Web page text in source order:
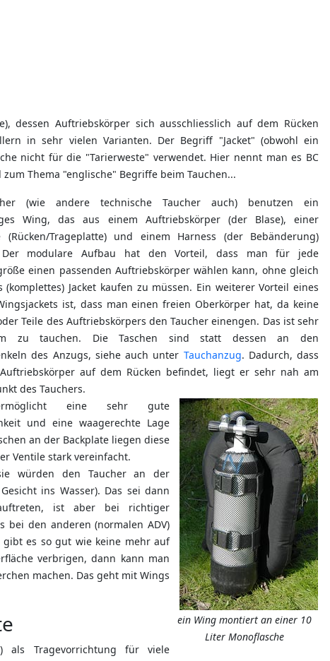
dessen Auftriebskörper sich ausschliesslich auf dem Rücken
in sehr vielen Varianten. Der Begriff "Jacket" (obwohl ein
nicht für die "Tarierweste" verwendet. Hier nennt man es BC
zum Thema "englische" Begriffe beim Tauchen...
(wie andere technische Taucher auch) benutzen ein
Wing, das aus einem Auftriebskörper (der Blase), einer
(Rücken/Trageplatte) und einem Harness (der Bebänderung)
Der modulare Aufbau hat den Vorteil, dass man für jede
einen passenden Auftriebskörper wählen kann, ohne gleich
(komplettes) Jacket kaufen zu müssen. Ein weiterer Vorteil eines
ist, dass man einen freien Oberkörper hat, da keine
Teile des Auftriebskörpers den Taucher einengen. Das ist sehr
zu tauchen. Die Taschen sind statt dessen an den
des Anzugs, siehe auch unter Tauchanzug. Dadurch, dass
auf dem Rücken befindet, liegt er sehr nah am
des Tauchers.
ein Wing montiert an einer 10
Liter Monoflasche
eine sehr gute
und eine waagerechte Lage
an der Backplate liegen diese
Ventile stark vereinfacht.
würden den Taucher an der
ins Wasser). Das sei dann
ist aber bei richtiger
den anderen (normalen ADV)
gibt es so gut wie keine mehr auf
verbrigen, dann kann man
machen. Das geht mit Wings
als Tragevorrichtung für viele